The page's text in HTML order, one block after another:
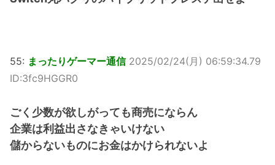
55: まったりゲーマー通信 2025/02/24(月) 06:59:34.79
ID:3fc9HGGR0
ごく少数が欲しがっても商売にならん
企業は利益出さなきゃいけない
儲からないものにお金はかけられないよ